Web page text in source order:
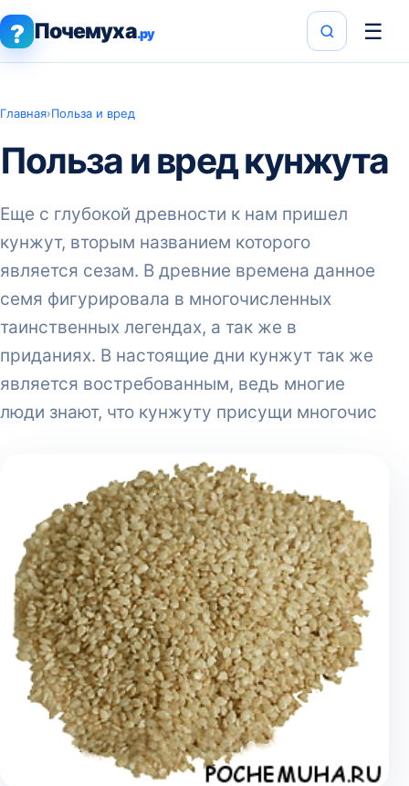
? Почемуха.ру ☰
Главная›Польза и вред
Польза и вред кунжута
Еще с глубокой древности к нам пришел
кунжут, вторым названием которого
является сезам. В древние времена данное
семя фигурировала в многочисленных
таинственных легендах, а так же в
приданиях. В настоящие дни кунжут так же
является востребованным, ведь многие
люди знают, что кунжуту присущи многочис